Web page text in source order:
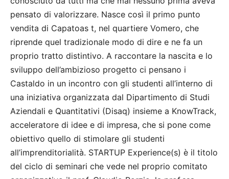
pensato di valorizzare. Nasce così il primo punto
vendita di Capatoas t, nel quartiere Vomero, che
riprende quel tradizionale modo di dire e ne fa un
proprio tratto distintivo. A raccontare la nascita e lo
sviluppo dell’ambizioso progetto ci pensano i
Castaldo in un incontro con gli studenti all’interno di
una iniziativa organizzata dal Dipartimento di Studi
Aziendali e Quantitativi (Disaq) insieme a KnowTrack,
acceleratore di idee e di impresa, che si pone come
obiettivo quello di stimolare gli studenti
all’imprenditorialità. STARTUP Experience(s) è il titolo
del ciclo di seminari che vede nel proprio comitato